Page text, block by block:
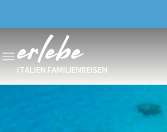
ITALIEN FAMILIENREISEN